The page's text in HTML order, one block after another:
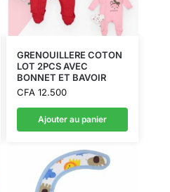
GRENOUILLERE COTON
LOT 2PCS AVEC
BONNET ET BAVOIR
CFA12.500
Ajouter au panier